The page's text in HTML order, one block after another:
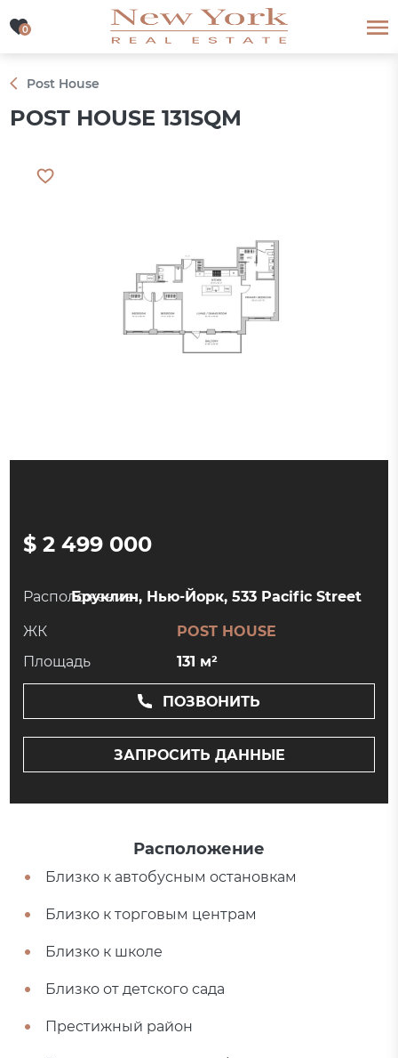
0
0
Post House
POST HOUSE 131SQM
$ 2 499 000
Расположение:
Бруклин, Нью-Йорк, 533 Pacific Street
ЖК
POST HOUSE
Площадь
131 м²
ПОЗВОНИТЬ
ЗАПРОСИТЬ ДАННЫЕ
Расположение
Близко к автобусным остановкам
Близко к торговым центрам
Близко к школе
Близко от детского сада
Престижный район